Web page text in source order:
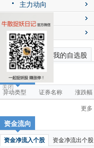
关闭
主力动向
送配解禁
最近浏览个股 我的自选股
市场雷达
异动类型 证券名称 涨跌幅
更多
资金流向
资金净流入个股
资金净流出个股